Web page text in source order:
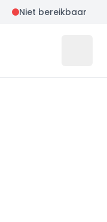
Niet bereikbaar